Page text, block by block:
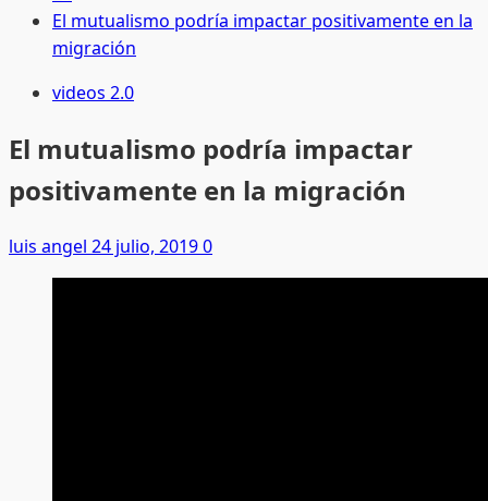
El mutualismo podría impactar positivamente en la
migración
videos 2.0
El mutualismo podría impactar
positivamente en la migración
luis angel 24 julio, 20190